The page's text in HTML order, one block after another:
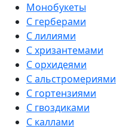
Монобукеты
С герберами
С лилиями
С хризантемами
С орхидеями
С альстромериями
С гортензиями
С гвоздиками
С каллами